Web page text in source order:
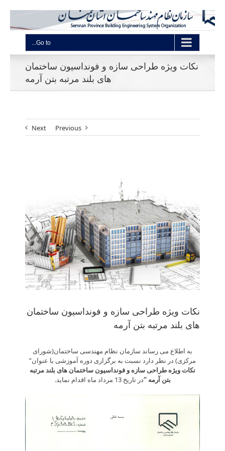
Go to...
نکات ویژه طراحی سازه و فونداسیون ساختمان
های بلند مرتبه بتن آرمه
Previous
Next
نکات ویژه طراحی سازه و فونداسیون ساختمان
های بلند مرتبه بتن آرمه
به اطلاع می­ رساند سازمان نظام مهندسی ساختمان(شورای
مرکزی) در نظر دارد نسبت به برگزاری دوره آموزشی با عنوان”
نکات ویژه طراحی سازه و فونداسیون ساختمان های بلند مرتبه
بتن آرمه“در تاریخ 13 مرداد ماه اقدام نماید.